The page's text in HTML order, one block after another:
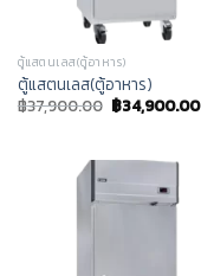
ตู้แสตนเลส(ตู้อาหาร)
ตู้แสตนเลส(ตู้อาหาร)
฿37,900.00 ฿34,900.00